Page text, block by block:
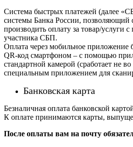
Система быстрых платежей (далее
системы Банка России, позволяющий
производить оплату за товар/услуги
участника СБП.
Оплата через мобильное приложение
QR-код смартфоном – с помощью
стандартной камерой (сработает не
специальным приложением для
Банковская карта
Безналичная оплата банковской
К оплате принимаются карты,
После оплаты вам на почту